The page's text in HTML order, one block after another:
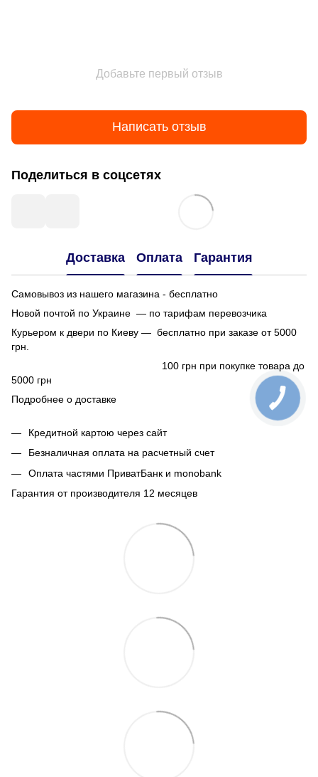
Добавьте первый отзыв
Написать отзыв
Поделиться в соцсетях
Доставка Оплата Гарантия
Самовывоз из нашего магазина - бесплатно
Новой почтой по Украине — по тарифам перевозчика
Курьером к двери по Киеву — бесплатно при заказе от 5000
грн.
100 грн при покупке товара до
5000 грн
Подробнее о доставке
Кредитной картою через сайт
Безналичная оплата на расчетный счет
Оплата частями ПриватБанк и monobank
Гарантия от производителя 12 месяцев